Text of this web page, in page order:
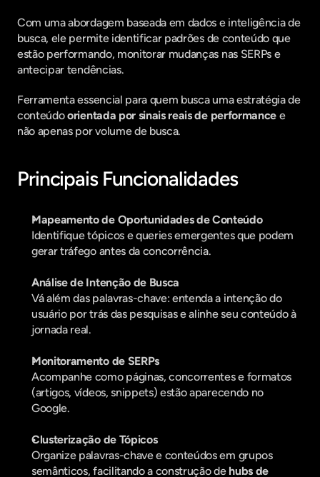
Com uma abordagem baseada em dados e inteligência de
busca, ele permite identificar padrões de conteúdo que
estão performando, monitorar mudanças nas SERPs e
antecipar tendências.
Ferramenta essencial para quem busca uma estratégia de
conteúdo orientada por sinais reais de performance e
não apenas por volume de busca.
Principais Funcionalidades
Mapeamento de Oportunidades de Conteúdo
Identifique tópicos e queries emergentes que podem
gerar tráfego antes da concorrência.
Análise de Intenção de Busca
Vá além das palavras-chave: entenda a intenção do
usuário por trás das pesquisas e alinhe seu conteúdo à
jornada real.
Monitoramento de SERPs
Acompanhe como páginas, concorrentes e formatos
(artigos, vídeos, snippets) estão aparecendo no
Google.
Clusterização de Tópicos
Organize palavras-chave e conteúdos em grupos
semânticos, facilitando a construção de hubs de